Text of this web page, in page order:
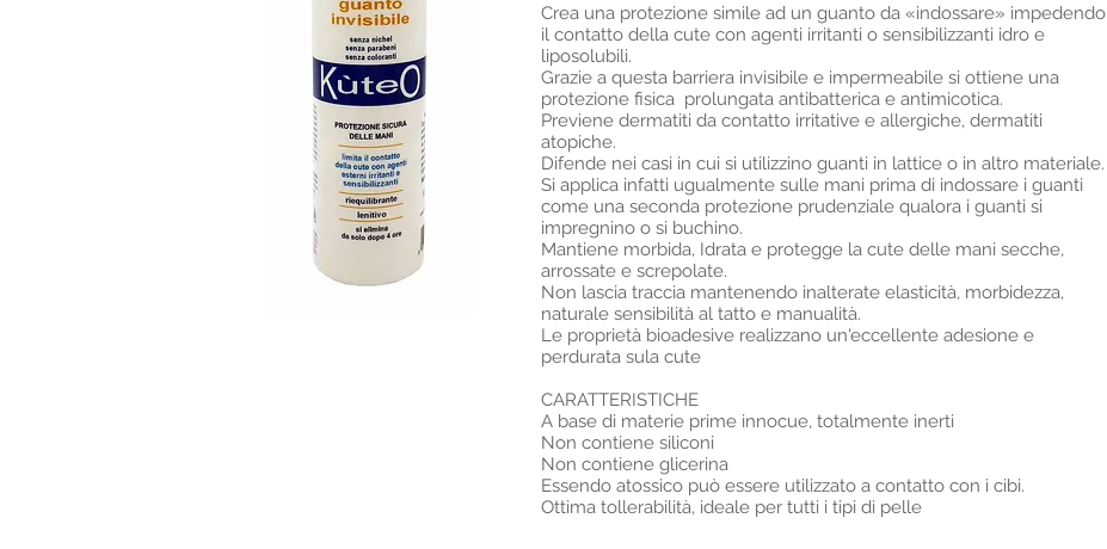
Crea una protezione simile ad un guanto da «indossare» impedendo
il contatto della cute con agenti irritanti o sensibilizzanti idro e
liposolubili.
Grazie a questa barriera invisibile e impermeabile si ottiene una
protezione fisica prolungata antibatterica e antimicotica.
Previene dermatiti da contatto irritative e allergiche, dermatiti
atopiche.
Difende nei casi in cui si utilizzino guanti in lattice o in altro materiale.
Si applica infatti ugualmente sulle mani prima di indossare i guanti
come una seconda protezione prudenziale qualora i guanti si
impregnino o si buchino.
Mantiene morbida, Idrata e protegge la cute delle mani secche,
arrossate e screpolate.
Non lascia traccia mantenendo inalterate elasticità, morbidezza,
naturale sensibilità al tatto e manualità.
Le proprietà bioadesive realizzano un'eccellente adesione e
perdurata sula cute
CARATTERISTICHE
A base di materie prime innocue, totalmente inerti
Non contiene siliconi
Non contiene glicerina
Essendo atossico può essere utilizzato a contatto con i cibi.
Ottima tollerabilità, ideale per tutti i tipi di pelle